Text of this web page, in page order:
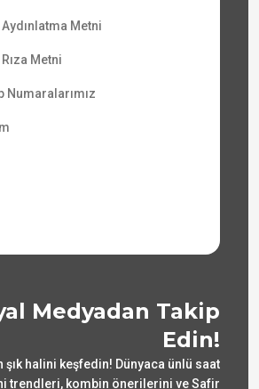
Aydınlatma Metni
Rıza Metni
Numaralarımız
Medyadan Takip
Edin!
şık halini keşfedin! Dünyaca ünlü saat
trendleri, kombin önerilerini ve Safir